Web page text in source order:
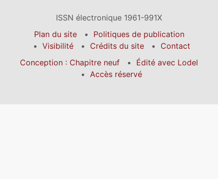
ISSN électronique 1961-991X
Plan du site
Politiques de publication
Visibilité
Crédits du site
Contact
Conception : Chapitre neuf
Édité avec Lodel
Accès réservé